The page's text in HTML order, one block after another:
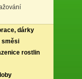
dárky
směsi
rostlin